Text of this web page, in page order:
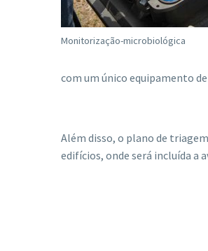
Monitorização-microbiológica
com um único equipamento
Além disso, o plano de
edifícios, onde será incluída a